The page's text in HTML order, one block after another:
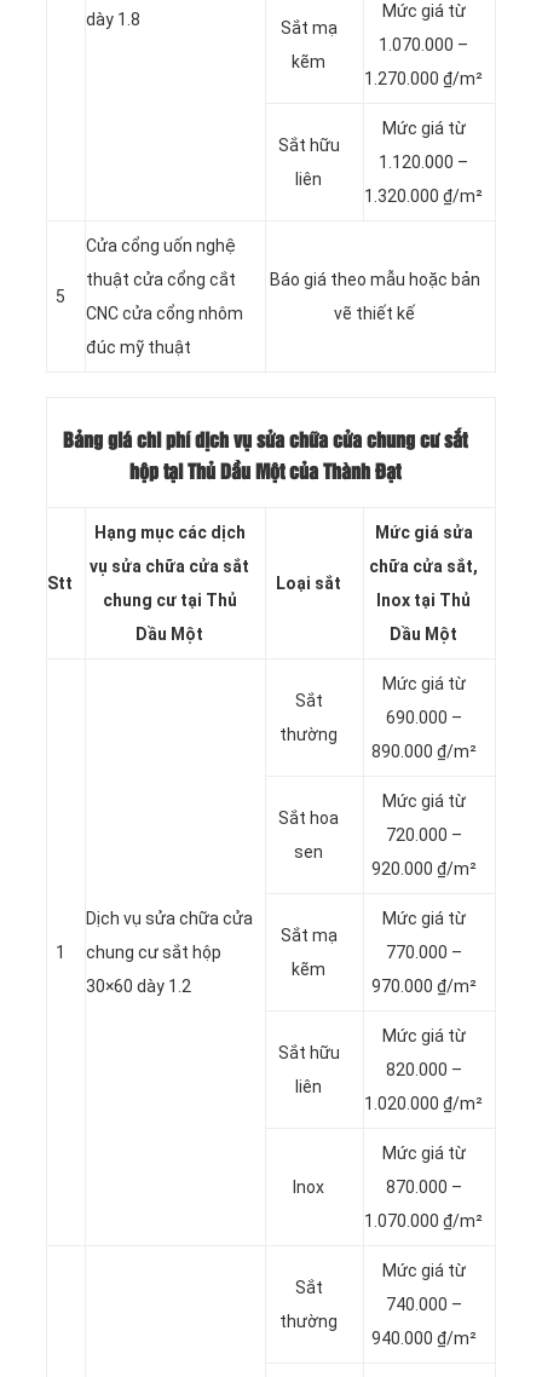
dày 1.8
Sắt mạ
kẽm
Mức giá từ
1.070.000 –
1.270.000 ₫/m²
Sắt hữu
liên
Mức giá từ
1.120.000 –
1.320.000 ₫/m²
5
Cửa cổng uốn nghệ
thuật cửa cổng cắt
CNC cửa cổng nhôm
đúc mỹ thuật
Báo giá theo mẫu hoặc bản
vẽ thiết kế
Bảng giá chi phí dịch vụ sửa chữa cửa chung cư sắt
hộp tại Thủ Dầu Một của Thành Đạt
Stt
Hạng mục các dịch
vụ sửa chữa cửa sắt
chung cư tại Thủ
Dầu Một
Loại sắt
Mức giá sửa
chữa cửa sắt,
Inox tại Thủ
Dầu Một
1
Dịch vụ sửa chữa cửa
chung cư sắt hộp
30×60 dày 1.2
Sắt
thường
Mức giá từ
690.000 –
890.000 ₫/m²
Sắt hoa
sen
Mức giá từ
720.000 –
920.000 ₫/m²
Sắt mạ
kẽm
Mức giá từ
770.000 –
970.000 ₫/m²
Sắt hữu
liên
Mức giá từ
820.000 –
1.020.000 ₫/m²
Inox
Mức giá từ
870.000 –
1.070.000 ₫/m²
Sắt
thường
Mức giá từ
740.000 –
940.000 ₫/m²